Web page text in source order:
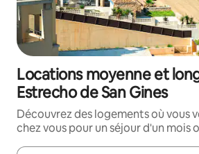
Locations moyenne et
Estrecho de San Gines
Découvrez des logements où vous
chez vous pour un séjour d'un mois